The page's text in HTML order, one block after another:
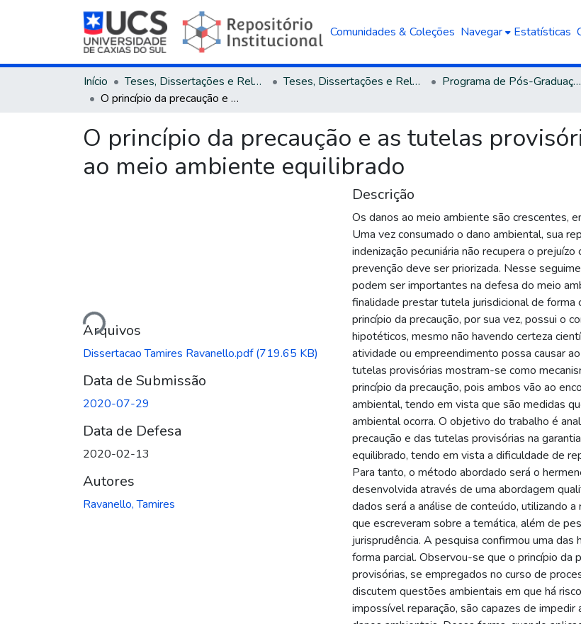
Comunidades & Coleções Navegar Estatísticas
Início Teses, Dissertações e Relatórios Teses, Dissertações e Relatórios defendidos na UCS Programa de Pós-Graduação em Direito
O princípio da precaução e as tutelas provisórias na realização do direito ao meio ambiente equilibrado
O princípio da precaução e as tutelas
ao meio ambiente equilibrado
Carregando...
Arquivos
Dissertacao Tamires Ravanello.pdf(719.65 KB)
Data de Submissão
2020-07-29
Data de Defesa
2020-02-13
Autores
Ravanello, Tamires
Descrição
Os danos ao meio ambiente são crescentes,
Uma vez consumado o dano ambiental, sua
indenização pecuniária não recupera o
prevenção deve ser priorizada. Nesse
podem ser importantes na defesa do meio
finalidade prestar tutela jurisdicional de
princípio da precaução, por sua vez, possui o
hipotéticos, mesmo não havendo certeza
atividade ou empreendimento possa causar
tutelas provisórias mostram-se como
princípio da precaução, pois ambos vão ao
ambiental, tendo em vista que são medidas
ambiental ocorra. O objetivo do trabalho é
precaução e das tutelas provisórias na
equilibrado, tendo em vista a dificuldade de
Para tanto, o método abordado será o
desenvolvida através de uma abordagem
dados será a análise de conteúdo, utilizando
que escreveram sobre a temática, além de
jurisprudência. A pesquisa confirmou uma
forma parcial. Observou-se que o princípio da
provisórias, se empregados no curso de
discutem questões ambientais em que há
impossível reparação, são capazes de impedir